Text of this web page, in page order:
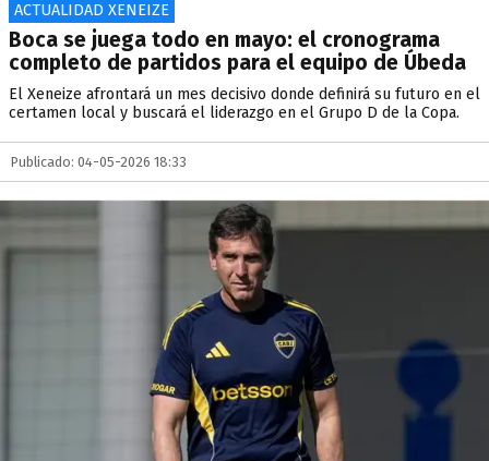
ACTUALIDAD XENEIZE
Boca se juega todo en mayo: el cronograma
completo de partidos para el equipo de Úbeda
El Xeneize afrontará un mes decisivo donde definirá su futuro en el
certamen local y buscará el liderazgo en el Grupo D de la Copa.
Publicado: 04-05-2026 18:33